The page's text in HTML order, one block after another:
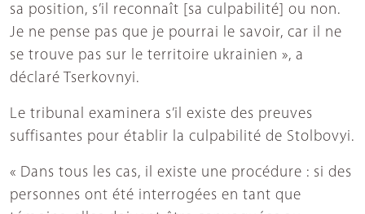
sa position, s’il reconnaît [sa culpabilité] ou non.
Je ne pense pas que je pourrai le savoir, car il ne
se trouve pas sur le territoire ukrainien », a
déclaré Tserkovnyi.
Le tribunal examinera s’il existe des preuves
suffisantes pour établir la culpabilité de Stolbovyi.
« Dans tous les cas, il existe une procédure : si des
personnes ont été interrogées en tant que